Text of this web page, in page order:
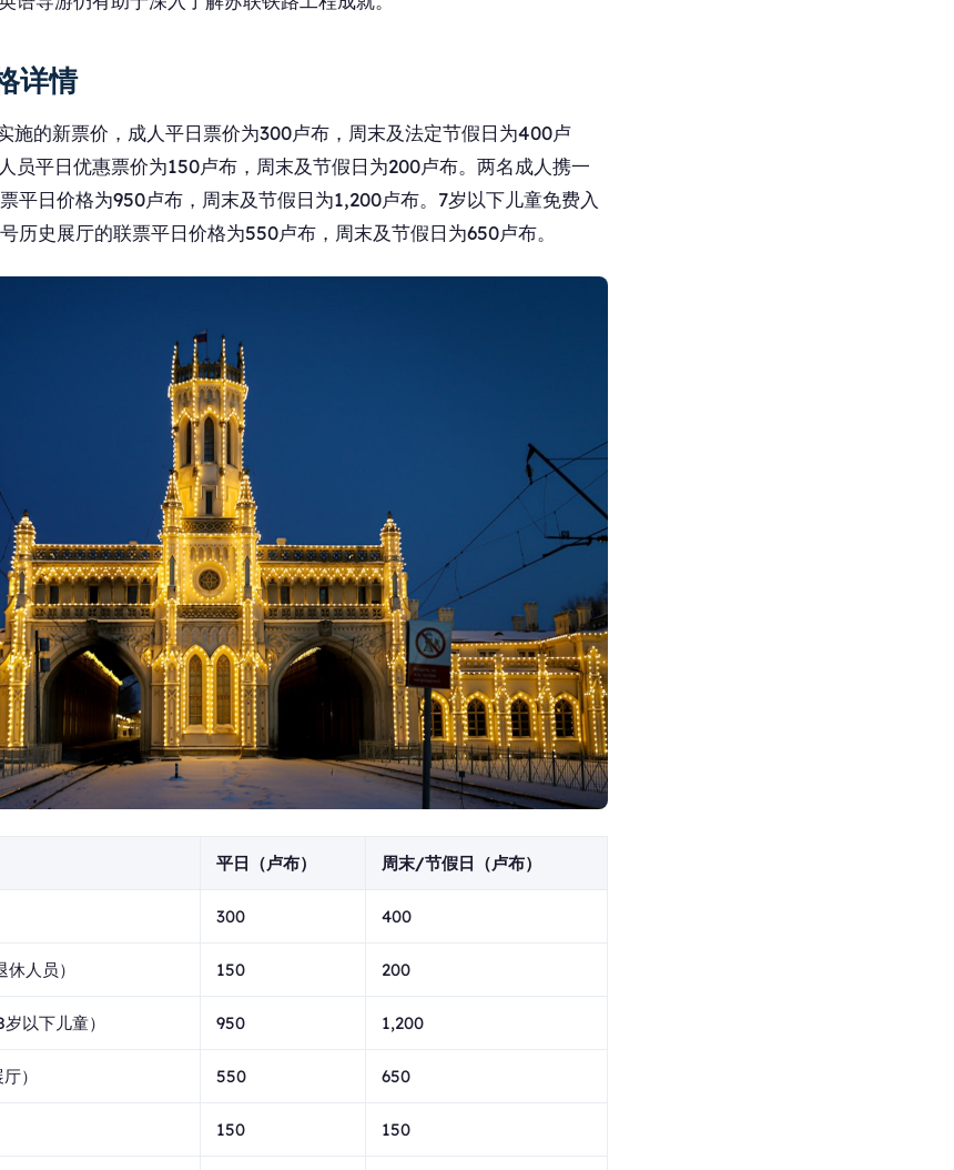
详情
施的新票价，成人平日票价为300卢布，周末及法定节假日为400卢
员平日优惠票价为150卢布，周末及节假日为200卢布。两名成人携一
平日价格为950卢布，周末及节假日为1,200卢布。7岁以下儿童免费入
历史展厅的联票平日价格为550卢布，周末及节假日为650卢布。
平日（卢布） 周末/节假日（卢布）
300 400
人员） 150 200
以下儿童） 950 1,200
） 550 650
150 150